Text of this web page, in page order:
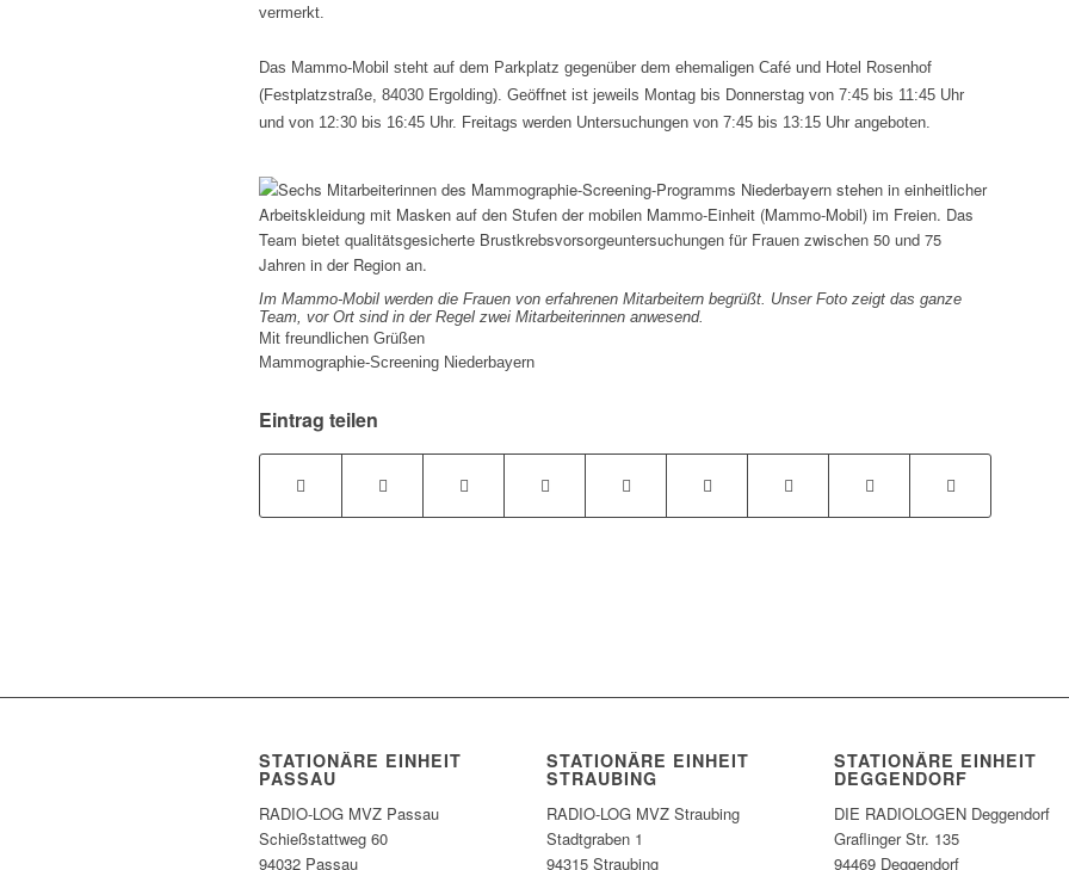
vermerkt.
Das Mammo-Mobil steht auf dem Parkplatz gegenüber dem ehemaligen Café und Hotel Rosenhof
(Festplatzstraße, 84030 Ergolding). Geöffnet ist jeweils Montag bis Donnerstag von 7:45 bis 11:45 Uhr
und von 12:30 bis 16:45 Uhr. Freitags werden Untersuchungen von 7:45 bis 13:15 Uhr angeboten.
Im Mammo-Mobil werden die Frauen von erfahrenen Mitarbeitern begrüßt. Unser Foto zeigt das ganze
Team, vor Ort sind in der Regel zwei Mitarbeiterinnen anwesend.
Mit freundlichen Grüßen
Mammographie-Screening Niederbayern
Eintrag teilen
STATIONÄRE EINHEIT
PASSAU
RADIO-LOG MVZ Passau
Schießstattweg 60
94032 Passau
STATIONÄRE EINHEIT
STRAUBING
RADIO-LOG MVZ Straubing
Stadtgraben 1
94315 Straubing
STATIONÄRE EINHEIT
DEGGENDORF
DIE RADIOLOGEN Deggendorf
Graflinger Str. 135
94469 Deggendorf